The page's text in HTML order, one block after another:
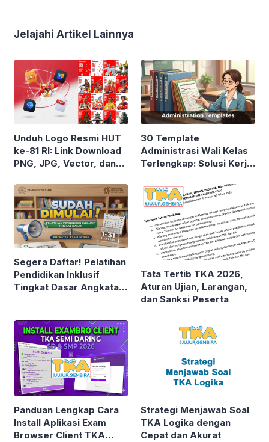
Jelajahi Artikel Lainnya
Unduh Logo Resmi HUT
ke-81 RI: Link Download
PNG, JPG, Vector, dan
30 Template
Administrasi Wali Kelas
Terlengkap: Solusi Kerja
Segera Daftar! Pelatihan
Pendidikan Inklusif
Tingkat Dasar Angkatan
Tata Tertib TKA 2026,
Aturan Ujian, Larangan,
dan Sanksi Peserta
Panduan Lengkap Cara
Install Aplikasi Exam
Browser Client TKA
Strategi Menjawab Soal
TKA Logika dengan
Cepat dan Akurat